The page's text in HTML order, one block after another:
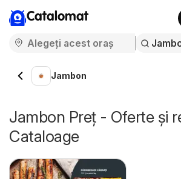
Catalomat
Jambon
Jambon Preț - Oferte și
Cataloage